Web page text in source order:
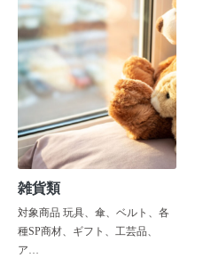
雑貨類
対象商品 玩具、傘、ベルト、各
種SP商材、ギフト、工芸品、
ア…